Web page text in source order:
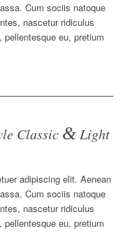
Cum sociis natoque
nascetur ridiculus
eu, pretium
Classic &Light
adipiscing elit. Aenean
Cum sociis natoque
nascetur ridiculus
eu, pretium